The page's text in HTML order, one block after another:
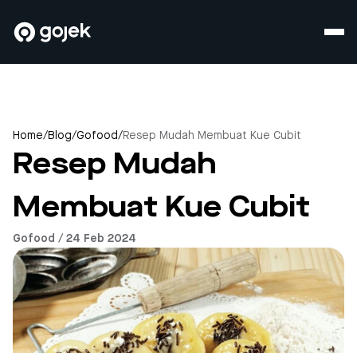
Home/Blog/Gofood/Resep Mudah Membuat Kue Cubit
Resep Mudah
Membuat Kue Cubit
Gofood / 24 Feb 2024